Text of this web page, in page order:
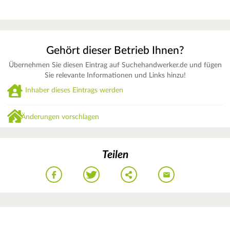
Gehört dieser Betrieb Ihnen?
Übernehmen Sie diesen Eintrag auf Suchehandwerker.de und fügen
Sie relevante Informationen und Links hinzu!
Inhaber dieses Eintrags werden
Änderungen vorschlagen
Teilen